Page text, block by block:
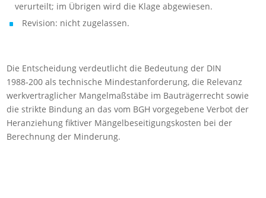
verurteilt; im Übrigen wird die Klage abgewiesen.
Revision: nicht zugelassen.
Die Entscheidung verdeutlicht die Bedeutung der DIN
1988‑200 als technische Mindestanforderung, die Relevanz
werkvertraglicher Mangelmaßstäbe im Bauträgerrecht sowie
die strikte Bindung an das vom BGH vorgegebene Verbot der
Heranziehung fiktiver Mängelbeseitigungskosten bei der
Berechnung der Minderung.